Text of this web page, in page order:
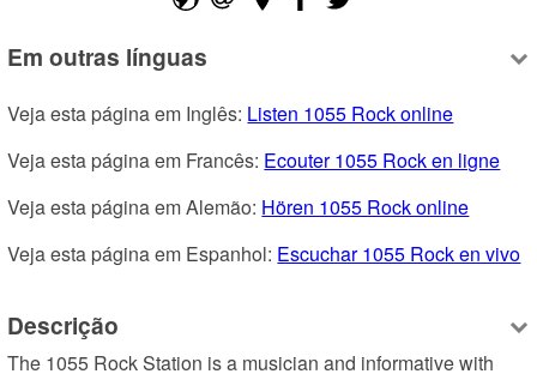
Em outras línguas
Veja esta página em Inglês: Listen 1055 Rock online
Veja esta página em Francês: Ecouter 1055 Rock en ligne
Veja esta página em Alemão: Hören 1055 Rock online
Veja esta página em Espanhol: Escuchar 1055 Rock en vivo
Descrição
The 1055 Rock Station is a musician and informative with